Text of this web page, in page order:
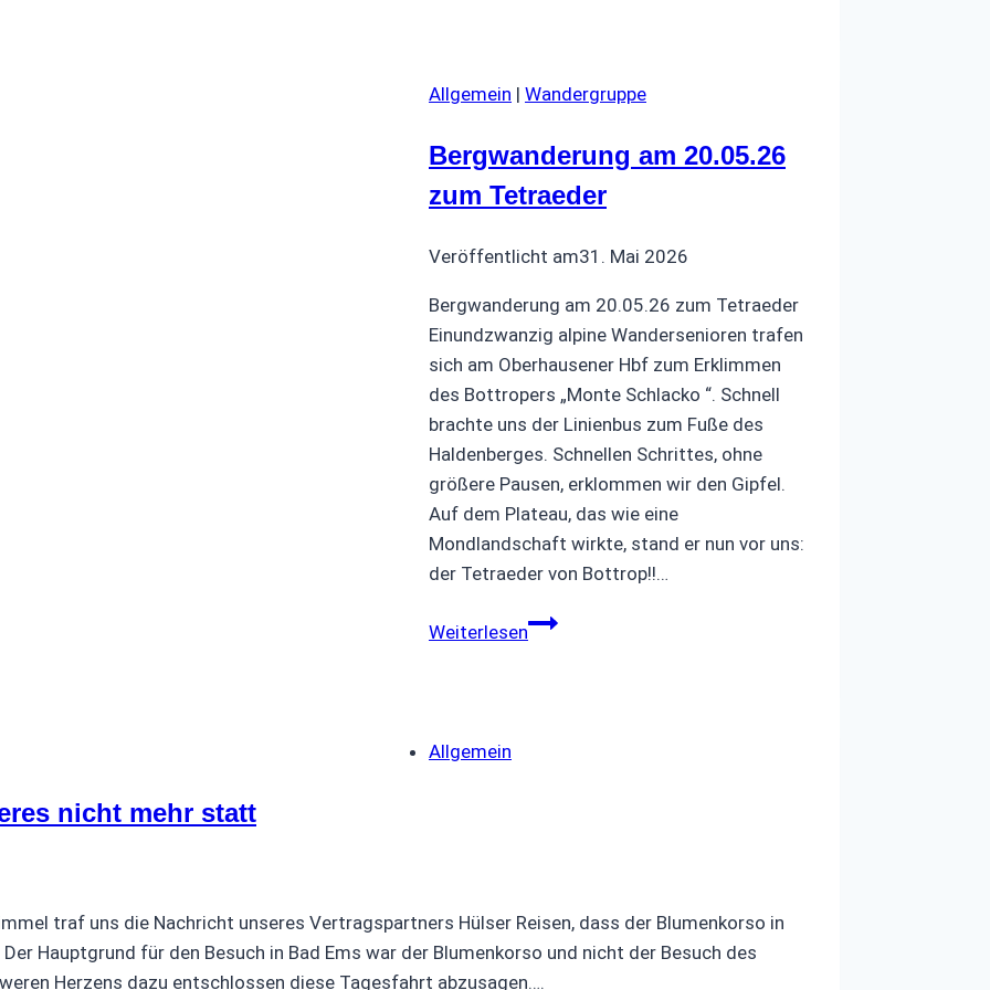
Allgemein | Wandergruppe
Bergwanderung am 20.05.26
zum Tetraeder
Veröffentlicht am31. Mai 2026
Bergwanderung am 20.05.26 zum Tetraeder
Einundzwanzig alpine Wandersenioren trafen
sich am Oberhausener Hbf zum Erklimmen
des Bottropers „Monte Schlacko “. Schnell
brachte uns der Linienbus zum Fuße des
Haldenberges. Schnellen Schrittes, ohne
größere Pausen, erklommen wir den Gipfel.
Auf dem Plateau, das wie eine
Mondlandschaft wirkte, stand er nun vor uns:
der Tetraeder von Bottrop!!…
WeiterlesenBergwanderung
Allgemein
nicht mehr statt
traf uns die Nachricht unseres Vertragspartners Hülser Reisen, dass der Blumenkorso in
Hauptgrund für den Besuch in Bad Ems war der Blumenkorso und nicht der Besuch des
Herzens dazu entschlossen diese Tagesfahrt abzusagen….